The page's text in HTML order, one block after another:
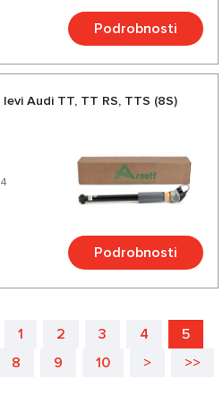
Podrobnosti
Audi TT, TT RS, TTS (8S)
Podrobnosti
1 2 3 4
5
8 9 10 > >>